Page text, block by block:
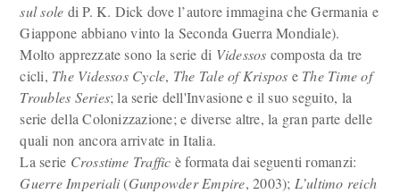
sul sole di P. K. Dick dove l’autore immagina che Germania e
Giappone abbiano vinto la Seconda Guerra Mondiale).
Molto apprezzate sono la serie di Videssos composta da tre
cicli, The Videssos Cycle, The Tale of Krispos e The Time of
Troubles Series; la serie dell'Invasione e il suo seguito, la
serie della Colonizzazione; e diverse altre, la gran parte delle
quali non ancora arrivate in Italia.
La serie Crosstime Traffic è formata dai seguenti romanzi:
Guerre Imperiali(Gunpowder Empire, 2003); L’ultimo reich